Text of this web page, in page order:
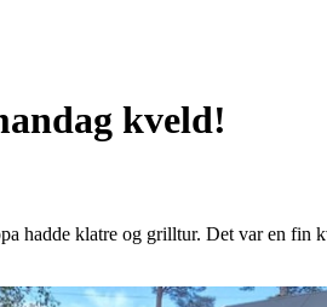
kveld!
hadde klatre og grilltur. Det var en